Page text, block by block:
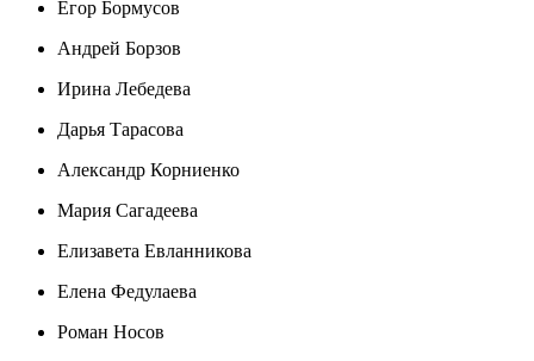
Егор Бормусов
Андрей Борзов
Ирина Лебедева
Дарья Тарасова
Александр Корниенко
Мария Сагадеева
Елизавета Евланникова
Елена Федулаева
Роман Носов